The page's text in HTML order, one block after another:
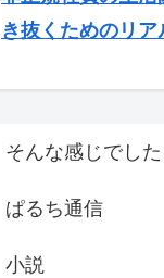
き抜くためのリ
そんな感じでした
ぱるち通信
小説